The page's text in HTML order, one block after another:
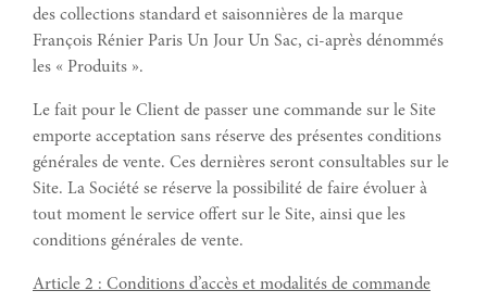
des collections standard et saisonnières de la marque
François Rénier Paris Un Jour Un Sac, ci-après dénommés
les « Produits ».
Le fait pour le Client de passer une commande sur le Site
emporte acceptation sans réserve des présentes conditions
générales de vente. Ces dernières seront consultables sur le
Site. La Société se réserve la possibilité de faire évoluer à
tout moment le service offert sur le Site, ainsi que les
conditions générales de vente.
Article 2 : Conditions d’accès et modalités de commande